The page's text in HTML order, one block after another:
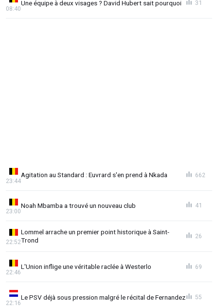
Une équipe à deux visages ? David Hubert sait pourquoi
08:40
31
Agitation au Standard : Euvrard s'en prend à Nkada
23:44
662
Noah Mbamba a trouvé un nouveau club
23:00
41
Lommel arrache un premier point historique à Saint-
Trond
22:52
26
L'Union inflige une véritable raclée à Westerlo
22:46
69
Le PSV déjà sous pression malgré le récital de Fernandez
22:16
55